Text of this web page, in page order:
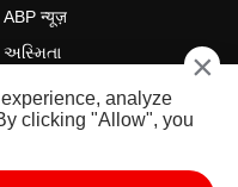
ABP न्यूज़
અસ્મિતા
ABP நாடு ABP దేశం ×
analyze
clicking "Allow", you